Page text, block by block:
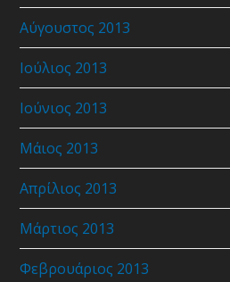
Αύγουστος 2013
Ιούλιος 2013
Ιούνιος 2013
Μάιος 2013
Απρίλιος 2013
Μάρτιος 2013
Φεβρουάριος 2013